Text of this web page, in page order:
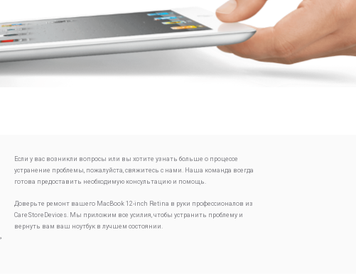
Если у вас возникли вопросы или вы хотите узнать больше о процессе
устранение проблемы, пожалуйста, свяжитесь с нами. Наша команда всегда
готова предоставить необходимую консультацию и помощь.
Доверьте ремонт вашего MacBook 12-inch Retina в руки профессионалов из
CareStoreDevices. Мы приложим все усилия, чтобы устранить проблему и
вернуть вам ваш ноутбук в лучшем состоянии.